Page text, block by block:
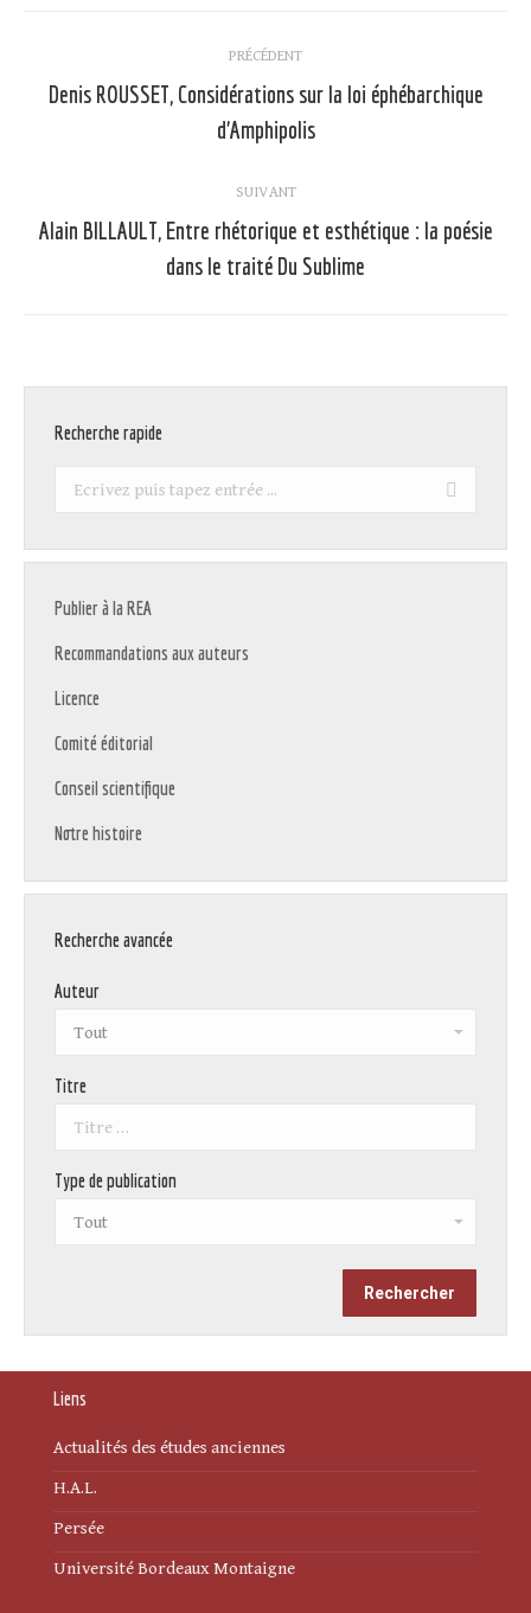
article
PRÉCÉDENT
Article
précédent
Denis ROUSSET, Considérations sur la loi éphébarchique
d’Amphipolis
SUIVANT
Article
suivant
Alain BILLAULT, Entre rhétorique et esthétique : la poésie
dans le traité Du Sublime
Recherche rapide
Recherche
Publier à la REA
Recommandations aux auteurs
Licence
Comité éditorial
Conseil scientifique
Notre histoire
Recherche avancée
Auteur
Titre
Type de publication
Liens
Actualités des études anciennes
H.A.L.
Persée
Université Bordeaux Montaigne